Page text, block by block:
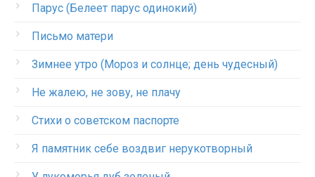
Парус (Белеет парус одинокий)
Письмо матери
Зимнее утро (Мороз и солнце; день чудесный)
Не жалею, не зову, не плачу
Стихи о советском паспорте
Я памятник себе воздвиг нерукотворный